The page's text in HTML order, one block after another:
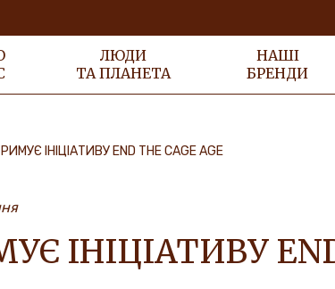
ЛЮДИ
ТА ПЛАНЕТА
НАШІ
БРЕНДИ
ІНІЦІАТИВУ END THE CAGE AGE
ІНІЦІАТИВУ